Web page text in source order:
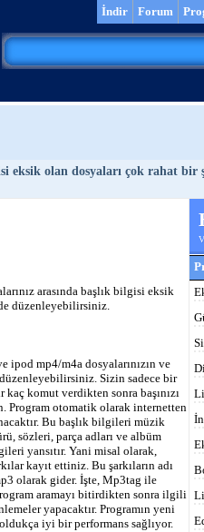
Forum
İndir
eksik olan dosyaları çok rahat
arasında başlık bilgisi eksik
düzenleyebilirsiniz.
ipod mp4/m4a dosyalarınızın ve
Sizin sadece bir
komut verdikten sonra başınızı
Program otomatik olarak internetten
Bu başlık bilgileri müzik
sözleri, parça adları ve albüm
yansıtır. Yani misal olarak,
kayıt ettiniz. Bu şarkıların adı
olarak gider. İşte, Mp3tag ile
aramayı bitirdikten sonra ilgili
yapacaktır. Programın yeni
iyi bir performans sağlıyor.